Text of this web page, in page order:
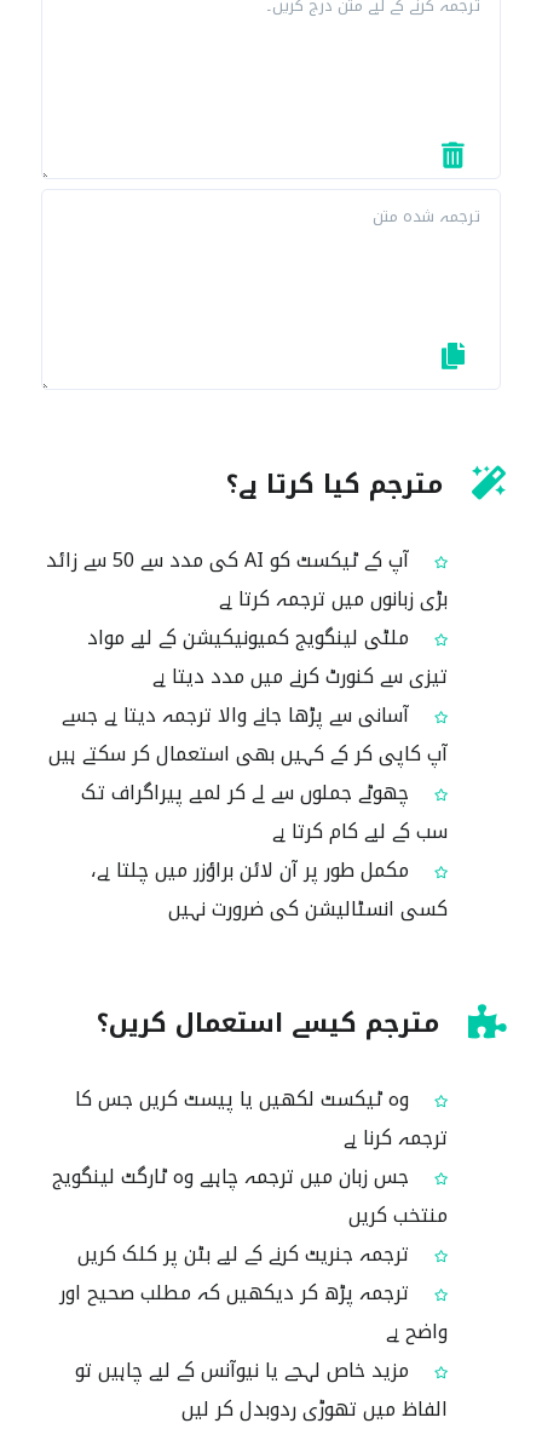
مترجم کیا کرتا ہے؟
آپ کے ٹیکسٹ کو AI کی مدد سے 50 سے زائد
بڑی زبانوں میں ترجمہ کرتا ہے
ملٹی لینگویج کمیونیکیشن کے لیے مواد
تیزی سے کنورٹ کرنے میں مدد دیتا ہے
آسانی سے پڑھا جانے والا ترجمہ دیتا ہے جسے
آپ کاپی کر کے کہیں بھی استعمال کر سکتے ہیں
چھوٹے جملوں سے لے کر لمبے پیراگراف تک
سب کے لیے کام کرتا ہے
مکمل طور پر آن لائن براؤزر میں چلتا ہے،
کسی انسٹالیشن کی ضرورت نہیں
مترجم کیسے استعمال کریں؟
وہ ٹیکسٹ لکھیں یا پیسٹ کریں جس کا
ترجمہ کرنا ہے
جس زبان میں ترجمہ چاہیے وہ ٹارگٹ لینگویج
منتخب کریں
ترجمہ جنریٹ کرنے کے لیے بٹن پر کلک کریں
ترجمہ پڑھ کر دیکھیں کہ مطلب صحیح اور
واضح ہے
مزید خاص لہجے یا نیوآنس کے لیے چاہیں تو
الفاظ میں تھوڑی ردوبدل کر لیں